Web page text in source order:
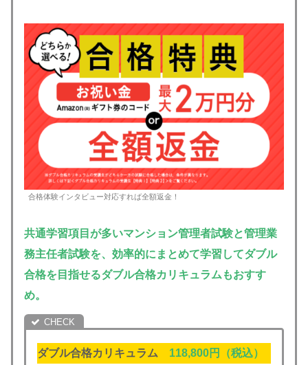
合格体験インタビュー対応すれば全額返金！
共通学習項目が多いマンション管理者試験と管理業
務主任者試験を、効率的にまとめて学習してダブル
合格を目指せるダブル合格カリキュラムもおすす
め。
ダブル合格カリキュラム 118,800円（税込）